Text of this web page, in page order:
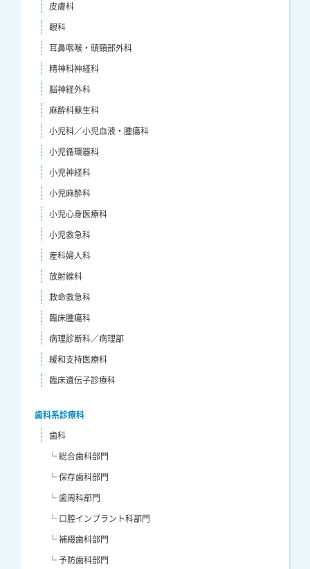
皮膚科
眼科
耳鼻咽喉・頭頸部外科
精神科神経科
脳神経外科
麻酔科蘇生科
小児科／小児血液・腫瘍科
小児循環器科
小児神経科
小児麻酔科
小児心身医療科
小児救急科
産科婦人科
放射線科
救命救急科
臨床腫瘍科
病理診断科／病理部
緩和支持医療科
臨床遺伝子診療科
歯科系診療科
歯科
└ 総合歯科部門
└ 保存歯科部門
└ 歯周科部門
└ 口腔インプラント科部門
└ 補綴歯科部門
└ 予防歯科部門